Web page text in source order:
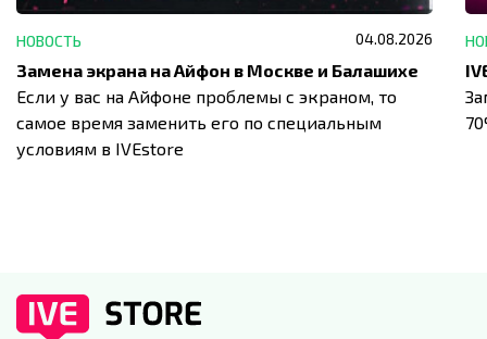
НОВОСТЬ 04.08.2026
Замена экрана на Айфон в Москве и Балашихе
Если у вас на Айфоне проблемы с экраном, то
самое время заменить его по специальным
условиям в IVEstore